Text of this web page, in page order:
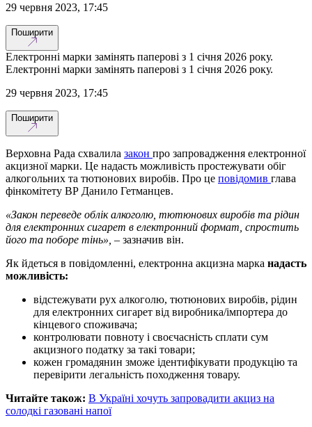
29 червня 2023, 17:45
Поширити
Електронні марки замінять паперові з 1 січня 2026 року.
Електронні марки замінять паперові з 1 січня 2026 року.
29 червня 2023, 17:45
Поширити
Верховна Рада схвалила закон про запровадження електронної
акцизної марки. Це надасть можливість простежувати обіг
алкогольних та тютюнових виробів. Про це повідомив глава
фінкомітету ВР Данило Гетманцев.
«Закон переведе облік алкоголю, тютюнових виробів та рідин
для електронних сигарет в електронний формат, спростить
його та поборе тінь», – зазначив він.
Як йдеться в повідомленні, електронна акцизна марка надасть
можливість:
відстежувати рух алкоголю, тютюнових виробів, рідин
для електронних сигарет від виробника/імпортера до
кінцевого споживача;
контролювати повноту і своєчасність сплати сум
акцизного податку за такі товари;
кожен громадянин зможе ідентифікувати продукцію та
перевірити легальність походження товару.
Читайте також: В Україні хочуть запровадити акциз на
солодкі газовані напої